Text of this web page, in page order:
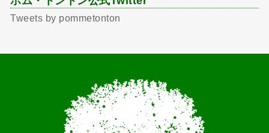
Tweets by pommetonton